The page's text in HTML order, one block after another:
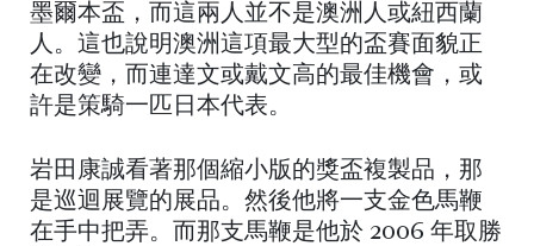
墨爾本盃，而這兩人並不是澳洲人或紐西蘭
人。這也說明澳洲這項最大型的盃賽面貌正
在改變，而連達文或戴文高的最佳機會，或
許是策騎一匹日本代表。
岩田康誠看著那個縮小版的獎盃複製品，那
是巡迴展覽的展品。然後他將一支金色馬鞭
在手中把弄。而那支馬鞭是他於 2006 年取勝